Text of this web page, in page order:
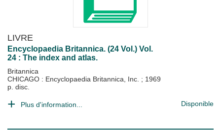
LIVRE
Encyclopaedia Britannica. (24 Vol.) Vol.
24 : The index and atlas.
Britannica
CHICAGO : Encyclopaedia Britannica, Inc. ; 1969
p. disc.
Plus d'information... Disponible